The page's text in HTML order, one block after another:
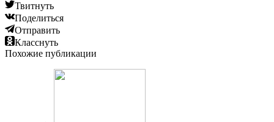
Твитнуть
Поделиться
Отправить
Класснуть
Похожие публикации